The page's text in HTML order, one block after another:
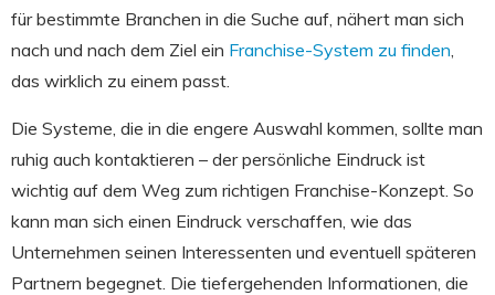
für bestimmte Branchen in die Suche auf, nähert man sich
nach und nach dem Ziel ein Franchise-System zu finden
das wirklich zu einem passt.
Die Systeme, die in die engere Auswahl kommen, sollte man
ruhig auch kontaktieren – der persönliche Eindruck ist
wichtig auf dem Weg zum richtigen Franchise-Konzept. So
kann man sich einen Eindruck verschaffen, wie das
Unternehmen seinen Interessenten und eventuell späteren
Partnern begegnet. Die tiefergehenden Informationen, die